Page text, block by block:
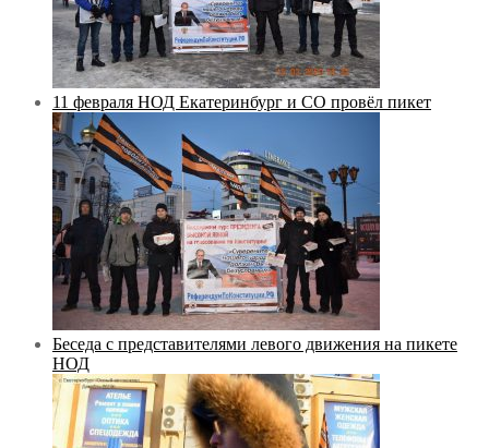
11 февраля НОД Екатеринбург и СО провёл пикет
Беседа с представителями левого движения на пикете
НОД